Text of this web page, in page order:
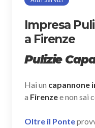
Impresa
a Firenze
Pulizie
Hai un capannone
a Firenzee non sai
Oltre il Ponte